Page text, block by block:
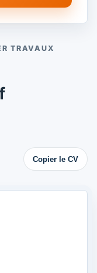
TRAVAUX
Copier le CV